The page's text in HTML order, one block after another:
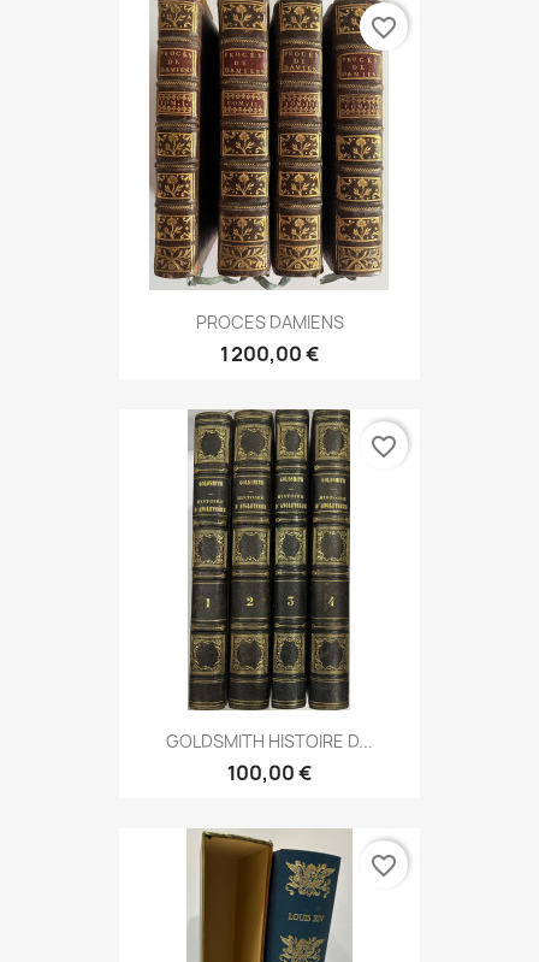
PROCES DAMIENS
1 200,00 €
favorite_border
GOLDSMITH HISTOIRE D...
100,00 €
favorite_border
favorite_border